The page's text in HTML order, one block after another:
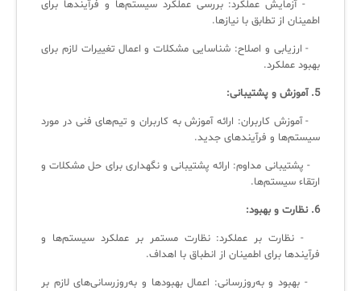
- آزمایش عملکرد: بررسی عملکرد سیستم‌ها و فرآیندها برای
اطمینان از تطابق با نیازها.
- ارزیابی و اصلاح: شناسایی مشکلات و اعمال تغییرات لازم برای
بهبود عملکرد.
5. آموزش و پشتیبانی:
- آموزش کاربران: ارائه آموزش به کاربران و تیم‌های فنی در مورد
سیستم‌ها و فرآیندهای جدید.
- پشتیبانی مداوم: ارائه پشتیبانی و نگهداری برای حل مشکلات و
ارتقاء سیستم‌ها.
6. نظارت و بهبود:
- نظارت بر عملکرد: نظارت مستمر بر عملکرد سیستم‌ها و
فرآیندها برای اطمینان از انطباق با اهداف.
- بهبود و به‌روزرسانی: اعمال بهبودها و به‌روزرسانی‌های لازم بر
سلف سرویس کاربران
سامانه مدیریت دارایی‌ها [Asset Explorer]
ManageEngine Malware Protection Plus
سامانه مدیریت و مانیتورینگ شبکه
سامانه آزمون آنلاین